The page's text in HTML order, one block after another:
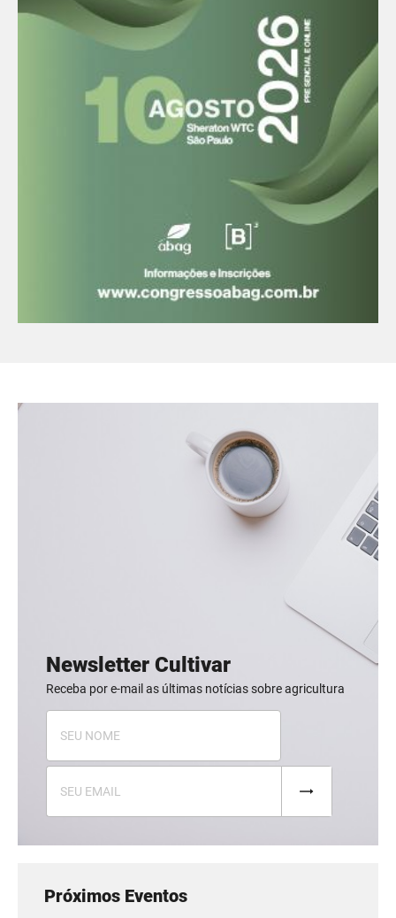
Newsletter Cultivar
Receba por e-mail as últimas notícias sobre agricultura
Próximos Eventos